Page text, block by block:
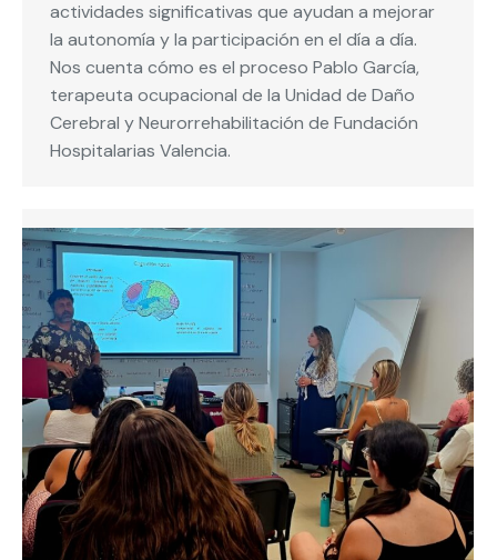
actividades significativas que ayudan a mejorar
la autonomía y la participación en el día a día.
Nos cuenta cómo es el proceso Pablo García,
terapeuta ocupacional de la Unidad de Daño
Cerebral y Neurorrehabilitación de Fundación
Hospitalarias Valencia.